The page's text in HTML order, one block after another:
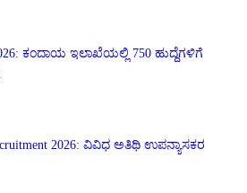
ಕಂದಾಯ ಇಲಾಖೆಯಲ್ಲಿ 750 ಹುದ್ದೆಗಳಿಗೆ
2026: ವಿವಿಧ ಅತಿಥಿ ಉಪನ್ಯಾಸಕರ